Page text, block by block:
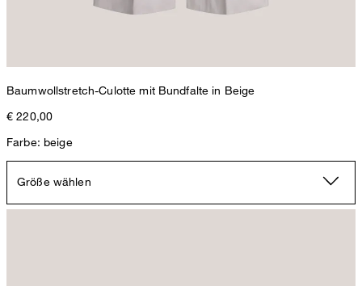
Baumwollstretch-Culotte mit Bundfalte in Beige
€ 220,00
Farbe: beige
Größe wählen